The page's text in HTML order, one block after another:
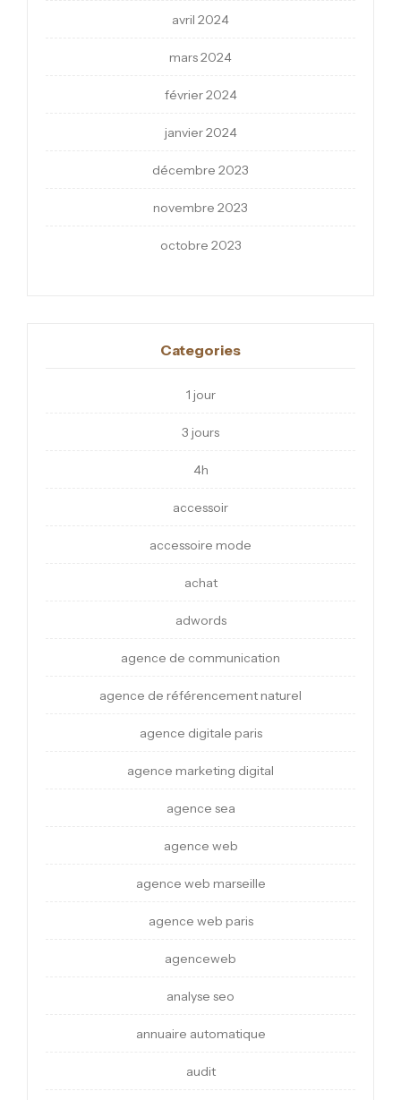
avril 2024
mars 2024
février 2024
janvier 2024
décembre 2023
novembre 2023
octobre 2023
Categories
1 jour
3 jours
4h
accessoir
accessoire mode
achat
adwords
agence de communication
agence de référencement naturel
agence digitale paris
agence marketing digital
agence sea
agence web
agence web marseille
agence web paris
agenceweb
analyse seo
annuaire automatique
audit